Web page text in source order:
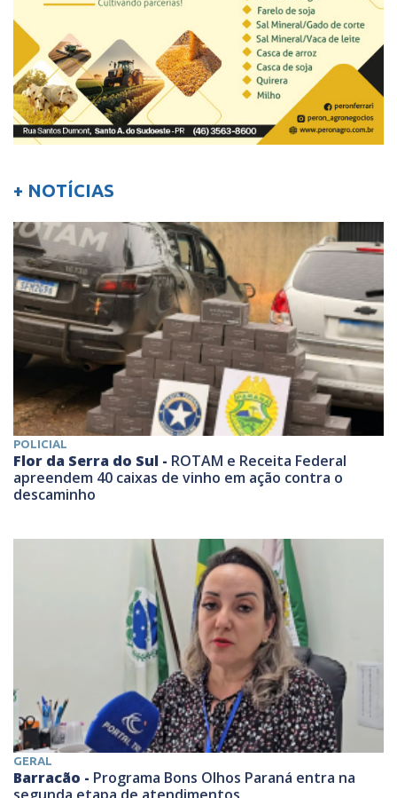
+ NOTÍCIAS
POLICIAL
Flor da Serra do Sul - ROTAM e Receita Federal
apreendem 40 caixas de vinho em ação contra o
descaminho
GERAL
Barracão - Programa Bons Olhos Paraná entra na